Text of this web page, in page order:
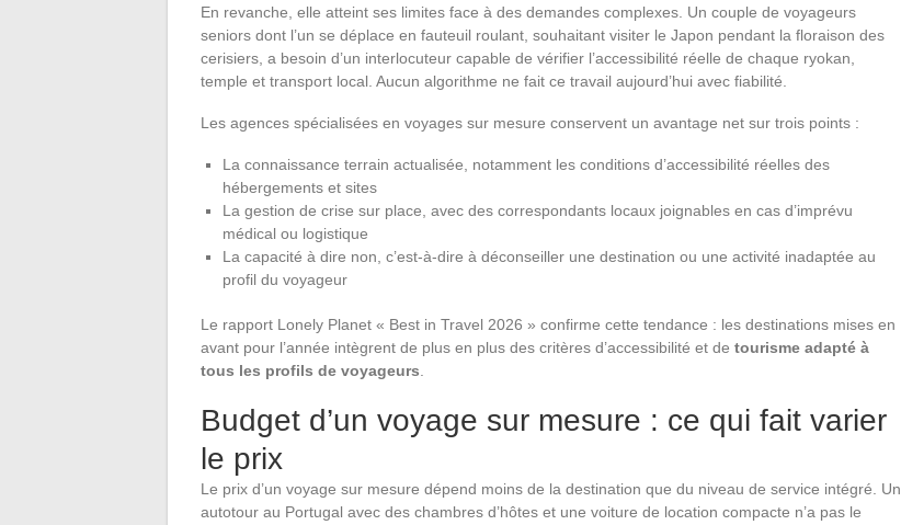
En revanche, elle atteint ses limites face à des demandes complexes. Un couple de voyageurs
seniors dont l’un se déplace en fauteuil roulant, souhaitant visiter le Japon pendant la floraison des
cerisiers, a besoin d’un interlocuteur capable de vérifier l’accessibilité réelle de chaque ryokan,
temple et transport local. Aucun algorithme ne fait ce travail aujourd’hui avec fiabilité.
Les agences spécialisées en voyages sur mesure conservent un avantage net sur trois points :
La connaissance terrain actualisée, notamment les conditions d’accessibilité réelles des
hébergements et sites
La gestion de crise sur place, avec des correspondants locaux joignables en cas d’imprévu
médical ou logistique
La capacité à dire non, c’est-à-dire à déconseiller une destination ou une activité inadaptée au
profil du voyageur
Le rapport Lonely Planet « Best in Travel 2026 » confirme cette tendance : les destinations mises en
avant pour l’année intègrent de plus en plus des critères d’accessibilité et de tourisme adapté à
tous les profils de voyageurs
Budget d’un voyage sur mesure : ce qui fait varier
le prix
Le prix d’un voyage sur mesure dépend moins de la destination que du niveau de service intégré. Un
autotour au Portugal avec des chambres d’hôtes et une voiture de location compacte n’a pas le